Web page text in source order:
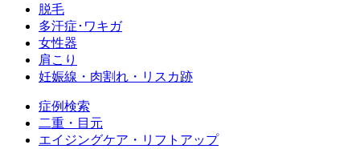
脱毛
多汗症･ワキガ
女性器
肩こり
妊娠線・肉割れ・リスカ跡
症例検索
二重・目元
エイジングケア・リフトアップ